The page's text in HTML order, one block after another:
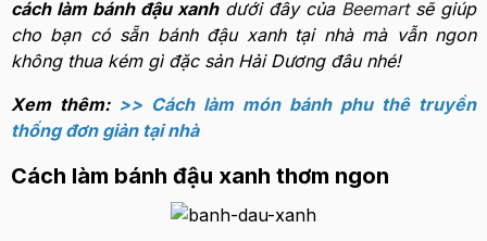
cách làm bánh đậu xanhdưới đây của Beemartsẽ giúp
cho bạn có sẵn bánh đậu xanh tại nhà mà vẫn ngon
không thua kém gì đặc sản Hải Dương đâu nhé!
Xem thêm: >> Cách làm món bánh phu thê truyền
thống đơn giản tại nhà
Cách làm bánh đậu xanh thơm ngon